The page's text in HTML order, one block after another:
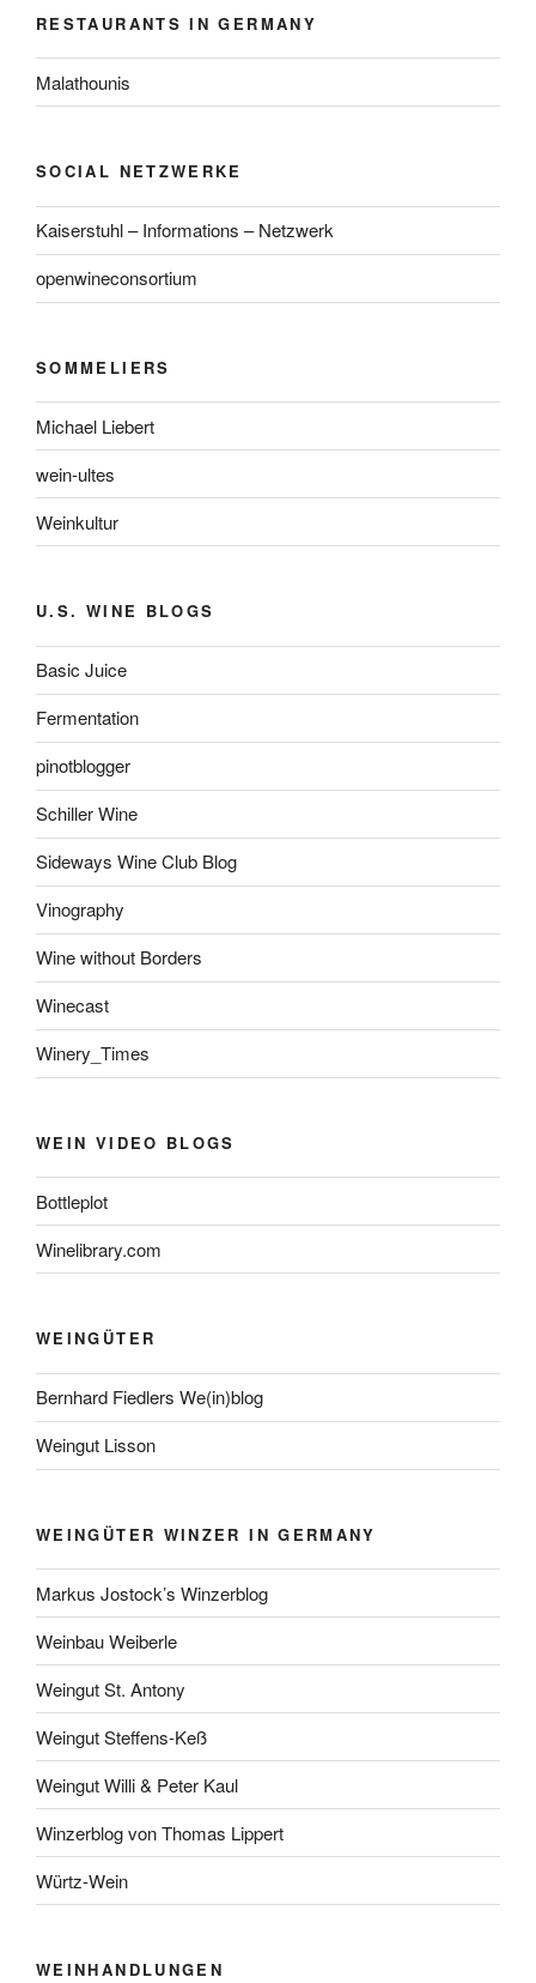
RESTAURANTS IN GERMANY
Malathounis
SOCIAL NETZWERKE
Kaiserstuhl – Informations – Netzwerk
openwineconsortium
SOMMELIERS
Michael Liebert
wein-ultes
Weinkultur
U.S. WINE BLOGS
Basic Juice
Fermentation
pinotblogger
Schiller Wine
Sideways Wine Club Blog
Vinography
Wine without Borders
Winecast
Winery_Times
WEIN VIDEO BLOGS
Bottleplot
Winelibrary.com
WEINGÜTER
Bernhard Fiedlers We(in)blog
Weingut Lisson
WEINGÜTER WINZER IN GERMANY
Markus Jostock’s Winzerblog
Weinbau Weiberle
Weingut St. Antony
Weingut Steffens-Keß
Weingut Willi & Peter Kaul
Winzerblog von Thomas Lippert
Würtz-Wein
WEINHANDLUNGEN